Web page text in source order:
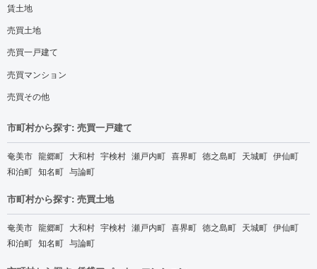
賃土地
売買土地
売買一戸建て
売買マンション
売買その他
市町村から探す: 売買一戸建て
奄美市 龍郷町 大和村 宇検村 瀬戸内町 喜界町 徳之島町 天城町 伊仙町
和泊町 知名町 与論町
市町村から探す: 売買土地
奄美市 龍郷町 大和村 宇検村 瀬戸内町 喜界町 徳之島町 天城町 伊仙町
和泊町 知名町 与論町